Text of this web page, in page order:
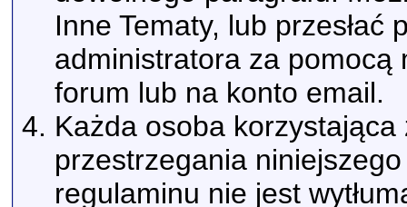
Inne Tematy, lub przesłać
administratora za pomocą
forum lub na konto email.
Każda osoba
przestrzegania
regulaminu nie jest